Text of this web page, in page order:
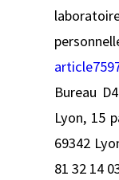
Bureau
Lyon, 15
69342
81 32 14